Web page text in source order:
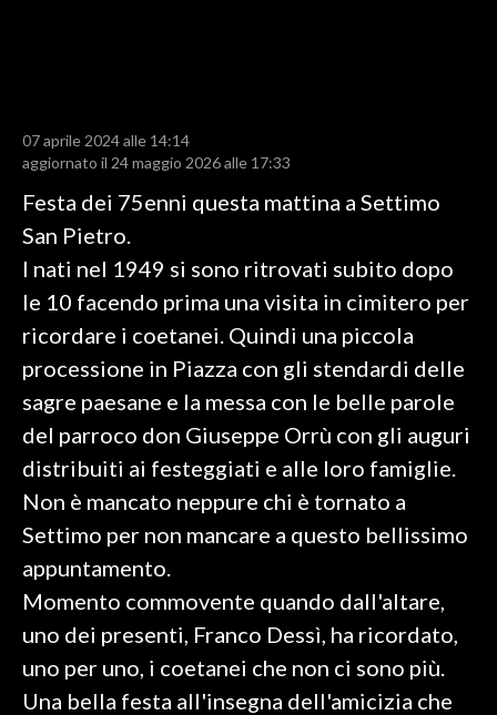
CALCIO REGIONALE
BASKET
VOLLEY
MOTORI
TENNIS
ALTRI SPORT
CULTURA
SPETTACOLI
SALUTE
SARDEGNA TURISMO
SARDI NEL MONDO
NOTIZIE
07 aprile 2024 alle 14:14
aggiornato il 24 maggio 2026 alle 17:33
Festa dei 75enni questa mattina a Settimo
San Pietro.
I nati nel 1949 si sono ritrovati subito dopo
le 10 facendo prima una visita in cimitero per
ricordare i coetanei. Quindi una piccola
processione in Piazza con gli stendardi delle
sagre paesane e la messa con le belle parole
del parroco don Giuseppe Orrù con gli auguri
distribuiti ai festeggiati e alle loro famiglie.
Non è mancato neppure chi è tornato a
Settimo per non mancare a questo bellissimo
appuntamento.
Momento commovente quando dall'altare,
uno dei presenti, Franco Dessì, ha ricordato,
uno per uno, i coetanei che non ci sono più.
Una bella festa all'insegna dell'amicizia che